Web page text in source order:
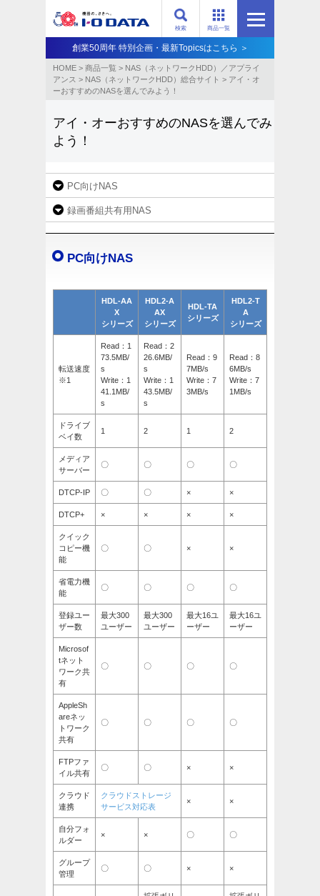
商品一覧
検索
創業50周年 特別企画・最新Topicsはこちら ＞
HOME > 商品一覧 > NAS（ネットワークHDD）／アプライ
アンス​ > NAS（ネットワークHDD）総合サイト​ > アイ・オ
ーおすすめのNASを選んでみよう！
アイ・オーおすすめのNASを選んでみ
よう！
PC向けNAS
録画番組共有用NAS
PC向けNAS
HDL-AA
X
シリーズ
HDL2-A
AX
シリーズ
HDL-TA
シリーズ
HDL2-T
A
シリーズ
転送速度
※1
Read：1
73.5MB/
s
Write：1
41.1MB/
s
Read：2
26.6MB/
s
Write：1
43.5MB/
s
Read：9
7MB/s
Write：7
3MB/s
Read：8
6MB/s
Write：7
1MB/s
ドライブ
ベイ数
1 2 1 2
メディア
サーバー
〇 〇 〇 〇
DTCP-IP 〇 〇 × ×
DTCP+ × × × ×
クイック
コピー機
能
〇 〇 × ×
省電力機
能
〇 〇 〇 〇
登録ユー
ザー数
最大300
ユーザー
最大300
ユーザー
最大16ユ
ーザー
最大16ユ
ーザー
Microsof
tネット
ワーク共
有
〇 〇 〇 〇
AppleSh
areネッ
トワーク
共有
〇 〇 〇 〇
FTPファ
イル共有
〇 〇 × ×
クラウド
連携
クラウドストレージ
サービス対応表
× ×
自分フォ
ルダー
× × 〇 〇
グループ
管理
〇 〇 × ×